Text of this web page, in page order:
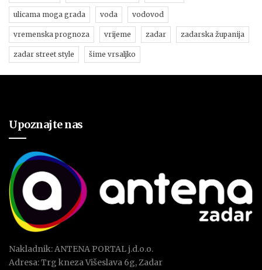
ulicama moga grada voda vodovod
vremenska prognoza vrijeme zadar zadarska županija
zadar street style šime vrsaljko
Upoznajte nas
Nakladnik: ANTENA PORTAL j.d.o.o.
Adresa: Trg kneza Višeslava 6g, Zadar